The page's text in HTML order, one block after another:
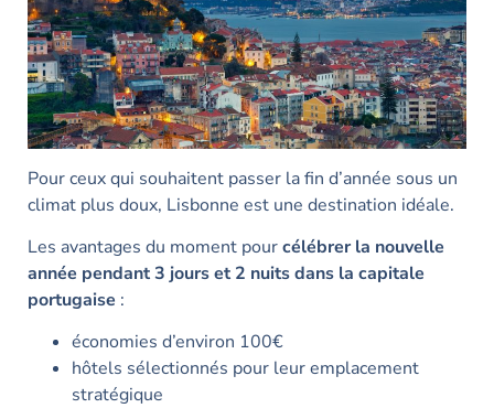
Pour ceux qui souhaitent passer la fin d’année sous un
climat plus doux, Lisbonne est une destination idéale.
Les avantages du moment pourcélébrer la nouvelle
année pendant 3 jours et 2 nuits dans la capitale
portugaise :
économies d’environ 100€
hôtels sélectionnés pour leur emplacement
stratégique